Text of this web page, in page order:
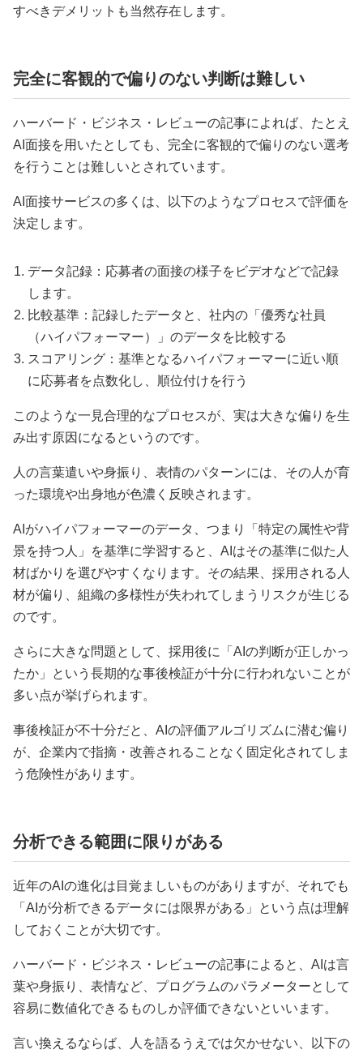
すべきデメリットも当然存在します。
完全に客観的で偏りのない判断は難しい
ハーバード・ビジネス・レビューの記事によれば、たとえ
AI面接を用いたとしても、完全に客観的で偏りのない選考
を行うことは難しいとされています。
AI面接サービスの多くは、以下のようなプロセスで評価を
決定します。
データ記録：応募者の面接の様子をビデオなどで記録
します。
比較基準：記録したデータと、社内の「優秀な社員
（ハイパフォーマー）」のデータを比較する
スコアリング：基準となるハイパフォーマーに近い順
に応募者を点数化し、順位付けを行う
このような一見合理的なプロセスが、実は大きな偏りを生
み出す原因になるというのです。
人の言葉遣いや身振り、表情のパターンには、その人が育
った環境や出身地が色濃く反映されます。
AIがハイパフォーマーのデータ、つまり「特定の属性や背
景を持つ人」を基準に学習すると、AIはその基準に似た人
材ばかりを選びやすくなります。その結果、採用される人
材が偏り、組織の多様性が失われてしまうリスクが生じる
のです。
さらに大きな問題として、採用後に「AIの判断が正しかっ
たか」という長期的な事後検証が十分に行われないことが
多い点が挙げられます。
事後検証が不十分だと、AIの評価アルゴリズムに潜む偏り
が、企業内で指摘・改善されることなく固定化されてしま
う危険性があります。
分析できる範囲に限りがある
近年のAIの進化は目覚ましいものがありますが、それでも
「AIが分析できるデータには限界がある」という点は理解
しておくことが大切です。
ハーバード・ビジネス・レビューの記事によると、AIは言
葉や身振り、表情など、プログラムのパラメーターとして
容易に数値化できるものしか評価できないといいます。
言い換えるならば、人を語るうえでは欠かせない、以下の